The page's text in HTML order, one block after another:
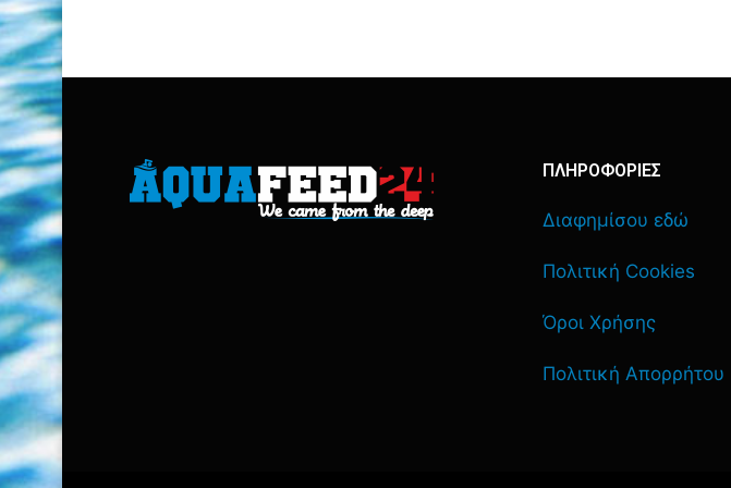
ΠΛΗΡΟΦΟΡΙΕΣ
Διαφημίσου εδώ
Πολιτική Cookies
Όροι Χρήσης
Πολιτική Απορρήτου